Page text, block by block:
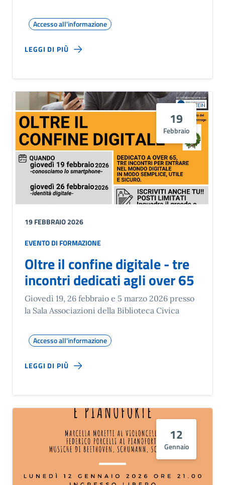
Accesso all'informazione
LEGGI DI PIÙ
19
Febbraio
19 FEBBRAIO 2026
EVENTO DI FORMAZIONE
Oltre il confine digitale - tre
incontri dedicati agli over 65
Giovedì 19, 26 febbraio e 5 marzo 2026 presso
la Sala Associazioni della Biblioteca Civica
Accesso all'informazione
LEGGI DI PIÙ
12
Gennaio